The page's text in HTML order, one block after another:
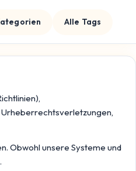
Alle Tags
Obwohl unsere Systeme und